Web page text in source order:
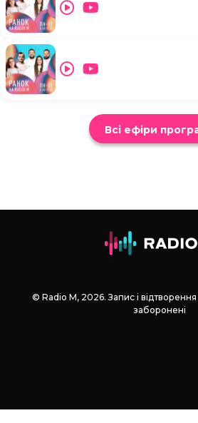
Всі ефіри
© Radio М, 2026. Запис і відтворення
заборонені